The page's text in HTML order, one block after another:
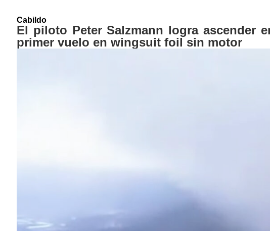
Cabildo
El piloto Peter Salzmann logra ascender
primer vuelo en wingsuit foil sin motor